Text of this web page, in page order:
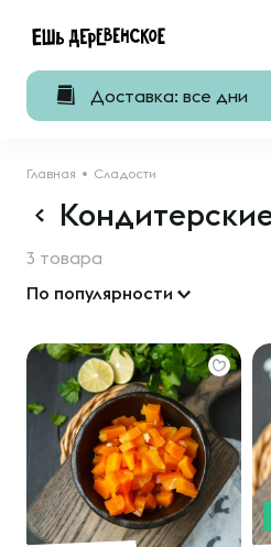
Доставка: все дни
Главная Сладости
3 товара
По популярности